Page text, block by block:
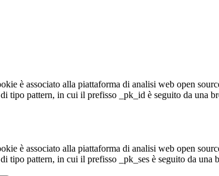
è associato alla piattaforma di analisi web open
tipo pattern, in cui il prefisso _pk_id è seguito da una
è associato alla piattaforma di analisi web open
tipo pattern, in cui il prefisso _pk_ses è seguito da